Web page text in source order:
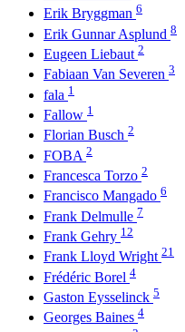
Erik Bryggman 6
Erik Gunnar Asplund 8
Eugeen Liebaut 2
Fabiaan Van Severen 3
fala 1
Fallow 1
Florian Busch 2
FOBA 2
Francesca Torzo 2
Francisco Mangado 6
Frank Delmulle 7
Frank Gehry 12
Frank Lloyd Wright 21
Frédéric Borel 4
Gaston Eysselinck 5
Georges Baines 4